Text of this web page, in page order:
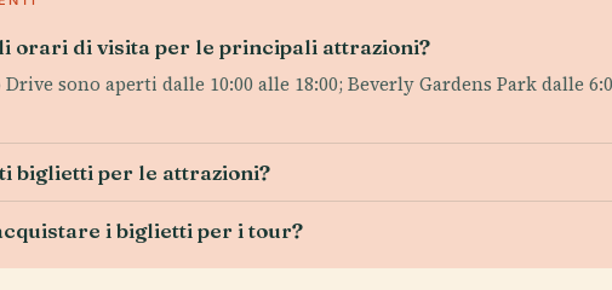
orari di visita per le principali attrazioni?
sono aperti dalle 10:00 alle 18:00; Beverly Gardens Park dalle
biglietti per le attrazioni?
i biglietti per i tour?